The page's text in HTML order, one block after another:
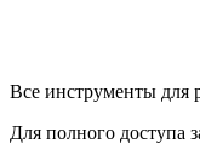
Все инструменты для
Для полного доступа